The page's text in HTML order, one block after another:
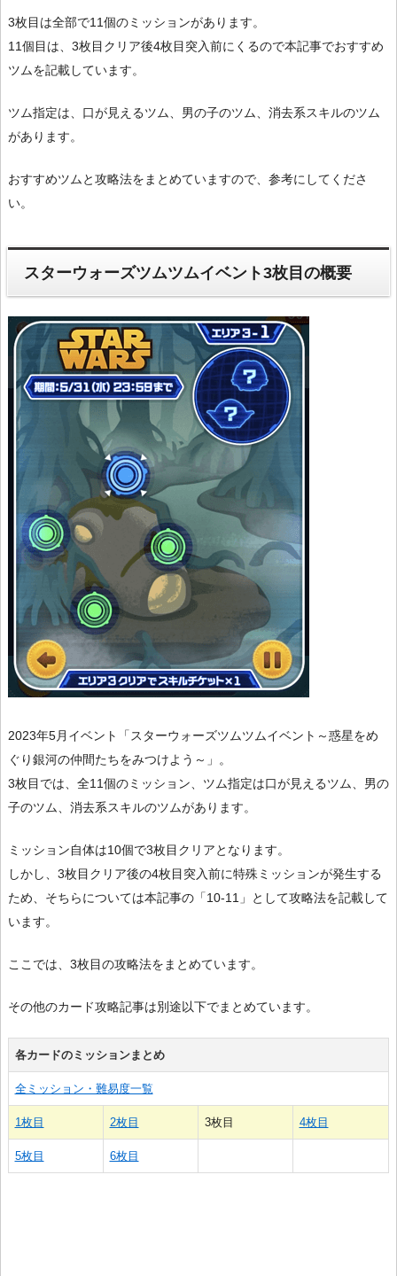
3枚目は全部で11個のミッションがあります。
11個目は、3枚目クリア後4枚目突入前にくるので本記事でおすすめ
ツムを記載しています。
ツム指定は、口が見えるツム、男の子のツム、消去系スキルのツム
があります。
おすすめツムと攻略法をまとめていますので、参考にしてくださ
い。
スターウォーズツムツムイベント3枚目の概要
2023年5月イベント「スターウォーズツムツムイベント～惑星をめ
ぐり銀河の仲間たちをみつけよう～」。
3枚目では、全11個のミッション、ツム指定は口が見えるツム、男の
子のツム、消去系スキルのツムがあります。
ミッション自体は10個で3枚目クリアとなります。
しかし、3枚目クリア後の4枚目突入前に特殊ミッションが発生する
ため、そちらについては本記事の「10-11」として攻略法を記載して
います。
ここでは、3枚目の攻略法をまとめています。
その他のカード攻略記事は別途以下でまとめています。
各カードのミッションまとめ
全ミッション・難易度一覧
1枚目 2枚目 3枚目 4枚目
5枚目 6枚目